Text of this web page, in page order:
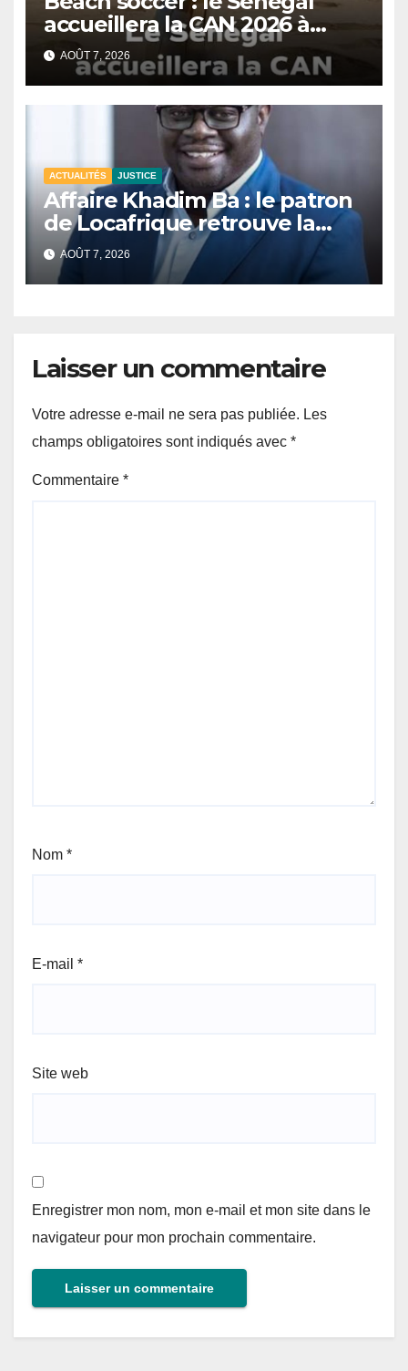
accueillera la CAN 2026 à
Dakar.
AOÛT 7, 2026
ACTUALITÉS JUSTICE
Affaire Khadim Ba : le patron
de Locafrique retrouve la
liberté.
AOÛT 7, 2026
Laisser un commentaire
Votre adresse e-mail ne sera pas publiée. Les
champs obligatoires sont indiqués avec *
Commentaire *
Nom *
E-mail *
Site web
Enregistrer mon nom, mon e-mail et mon site dans le
navigateur pour mon prochain commentaire.